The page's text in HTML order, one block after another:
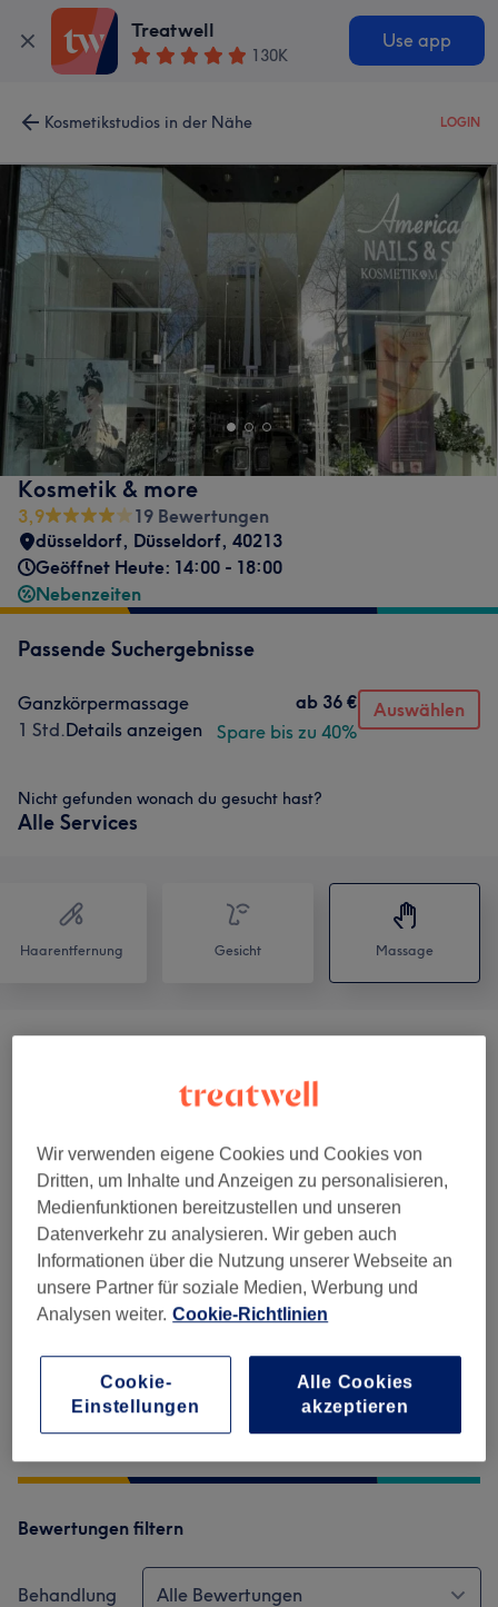
Treatwell
130K
Use app
Kosmetikstudios in der Nähe LOGIN
Kosmetik & more
3,9
19 Bewertungen
düsseldorf, Düsseldorf, 40213
Geöffnet Heute: 14:00 - 18:00
Nebenzeiten
Passende Suchergebnisse
Ganzkörpermassage
1 Std.Details anzeigen
ab 36 €
Spare bis zu 40%
Auswählen
Nicht gefunden wonach du gesucht hast?
Alle Services
Haarentfernung Gesicht Massage
Salonbewertungen
3,9 19 Bewertungen
Ambiente
Sauberkeit
Bewertungen filtern
Behandlung Alle Bewertungen
Wir verwenden eigene Cookies und Cookies von
Dritten, um Inhalte und Anzeigen zu personalisieren,
Medienfunktionen bereitzustellen und unseren
Datenverkehr zu analysieren. Wir geben auch
Informationen über die Nutzung unserer Webseite an
unsere Partner für soziale Medien, Werbung und
Analysen weiter. Cookie-Richtlinien
Cookie-
Einstellungen
Alle Cookies
akzeptieren